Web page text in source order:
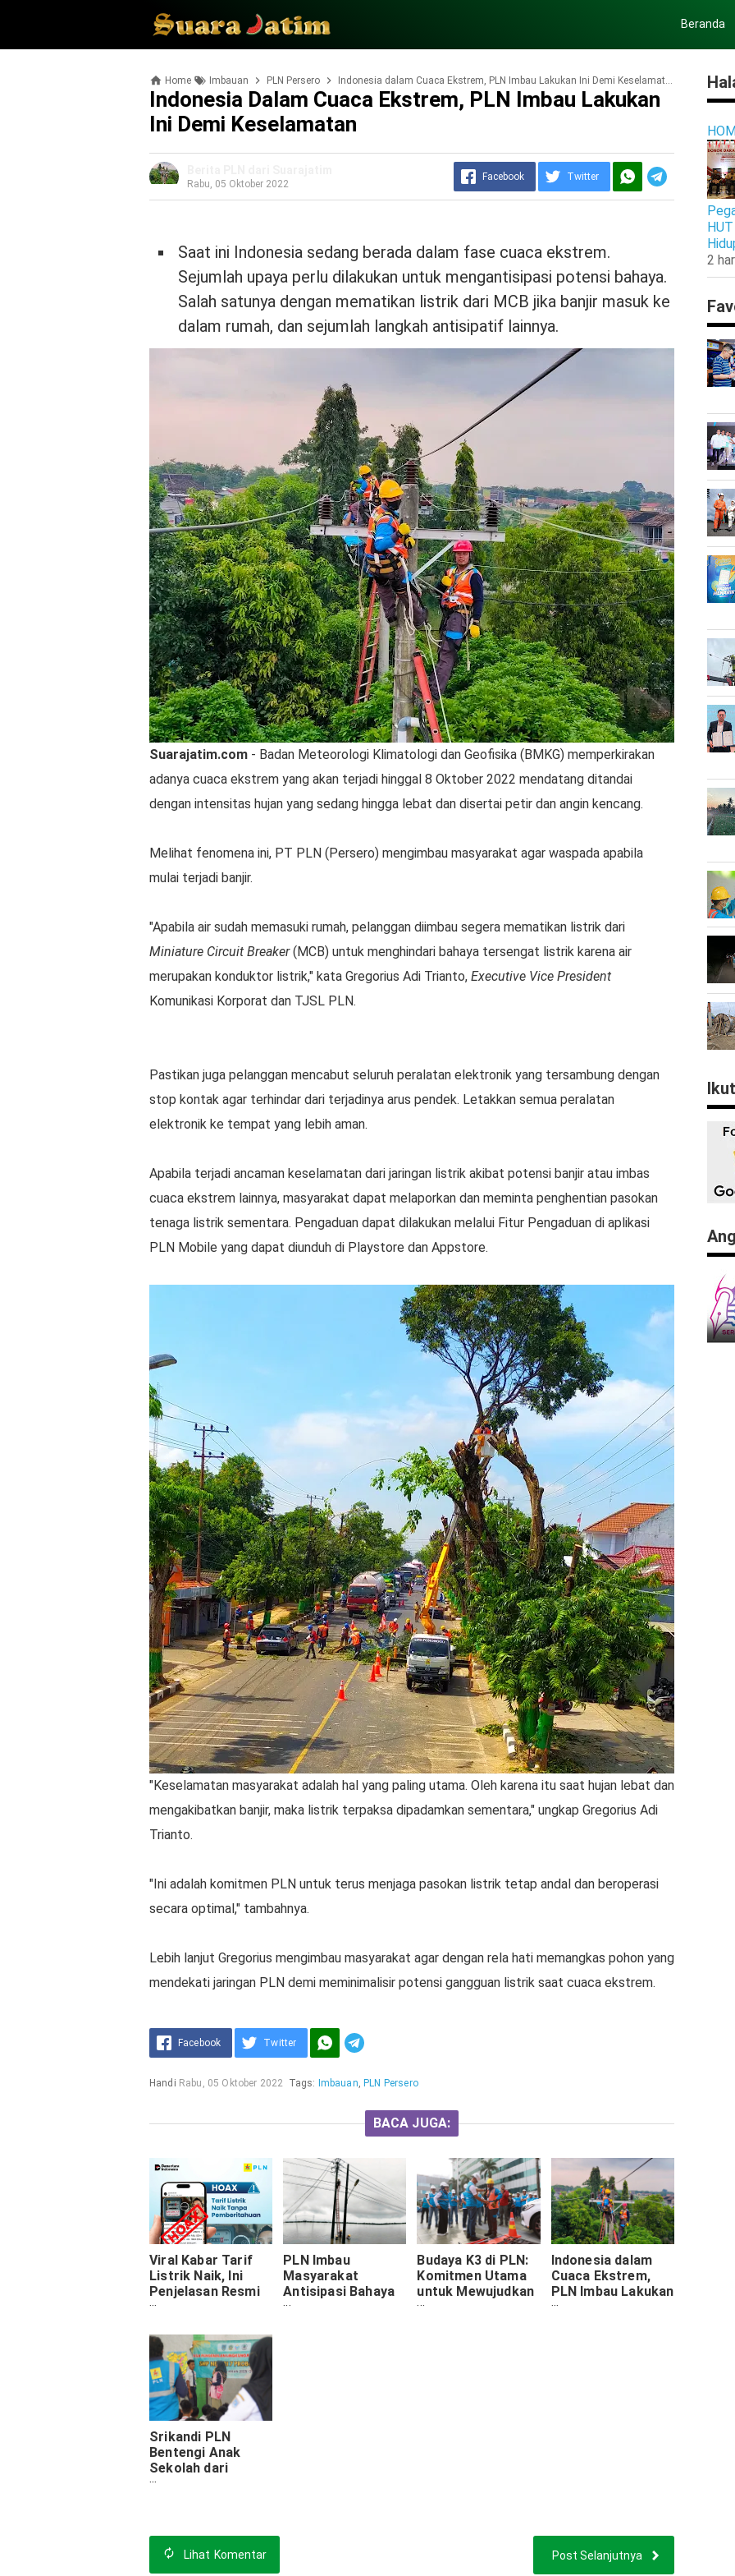
Beranda
Home Imbauan PLN Persero Indonesia dalam Cuaca Ekstrem, PLN Imbau Lakukan Ini Demi Keselamatan
Indonesia Dalam Cuaca Ekstrem, PLN Imbau Lakukan
Ini Demi Keselamatan
Rabu, 05 Oktober 2022
Facebook Twitter
Saat ini Indonesia sedang berada dalam fase cuaca ekstrem.
Sejumlah upaya perlu dilakukan untuk mengantisipasi potensi bahaya.
Salah satunya dengan mematikan listrik dari MCB jika banjir masuk ke
dalam rumah, dan sejumlah langkah antisipatif lainnya.
Suarajatim.com - Badan Meteorologi Klimatologi dan Geofisika (BMKG) memperkirakan
adanya cuaca ekstrem yang akan terjadi hinggal 8 Oktober 2022 mendatang ditandai
dengan intensitas hujan yang sedang hingga lebat dan disertai petir dan angin kencang.
Melihat fenomena ini, PT PLN (Persero) mengimbau masyarakat agar waspada apabila
mulai terjadi banjir.
"Apabila air sudah memasuki rumah, pelanggan diimbau segera mematikan listrik dari
Miniature Circuit Breaker(MCB) untuk menghindari bahaya tersengat listrik karena air
merupakan konduktor listrik," kata Gregorius Adi Trianto, Executive Vice President
Komunikasi Korporat dan TJSL PLN.
Pastikan juga pelanggan mencabut seluruh peralatan elektronik yang tersambung dengan
stop kontak agar terhindar dari terjadinya arus pendek. Letakkan semua peralatan
elektronik ke tempat yang lebih aman.
Apabila terjadi ancaman keselamatan dari jaringan listrik akibat potensi banjir atau imbas
cuaca ekstrem lainnya, masyarakat dapat melaporkan dan meminta penghentian pasokan
tenaga listrik sementara. Pengaduan dapat dilakukan melalui Fitur Pengaduan di aplikasi
PLN Mobile yang dapat diunduh di Playstore dan Appstore.
"Keselamatan masyarakat adalah hal yang paling utama. Oleh karena itu saat hujan lebat dan
mengakibatkan banjir, maka listrik terpaksa dipadamkan sementara," ungkap Gregorius Adi
Trianto.
"Ini adalah komitmen PLN untuk terus menjaga pasokan listrik tetap andal dan beroperasi
secara optimal," tambahnya.
Lebih lanjut Gregorius mengimbau masyarakat agar dengan rela hati memangkas pohon yang
mendekati jaringan PLN demi meminimalisir potensi gangguan listrik saat cuaca ekstrem.
Facebook Twitter
Handi Rabu, 05 Oktober 2022 Tags: Imbauan, PLN Persero
BACA JUGA:
Viral Kabar Tarif
Listrik Naik, Ini
Penjelasan Resmi
PLN
PLN Imbau
Masyarakat
Antisipasi Bahaya
Listrik Saat Cuaca
Budaya K3 di PLN:
Komitmen Utama
untuk Mewujudkan
Zero Harm Zero
Indonesia dalam
Cuaca Ekstrem,
PLN Imbau Lakukan
Ini Demi
Srikandi PLN
Bentengi Anak
Sekolah dari
Bahaya Jaringan
Lihat Komentar Post Selanjutnya
2